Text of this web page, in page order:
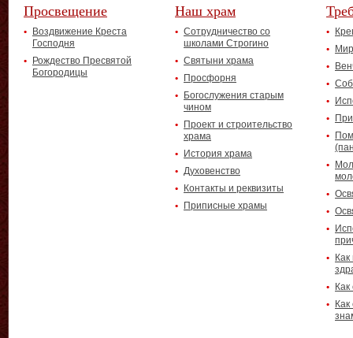
Просвещение
Воздвижение Креста
Господня
Рождество Пресвятой
Богородицы
Наш храм
Сотрудничество со
школами Строгино
Святыни храма
Просфорня
Богослужения старым
чином
Проект и строительство
храма
История храма
Духовенство
Контакты и реквизиты
Приписные храмы
Как